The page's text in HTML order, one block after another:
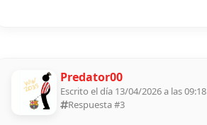
Predator00
Escrito el día 13/04/2026 a las 09:18
Respuesta #3